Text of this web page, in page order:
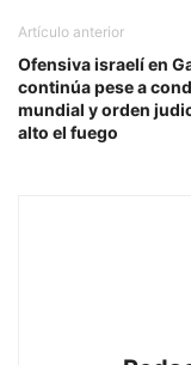
Artículo anterior
Ofensiva israelí en
continúa pese a
mundial y orden
alto el fuego